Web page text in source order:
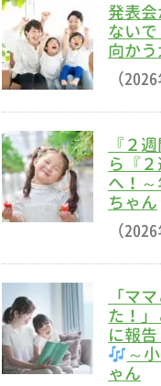
発表
ない
向か
（
『２
ら『
へ！
ちゃん
（
「マ
た！
に報
～
ゃん